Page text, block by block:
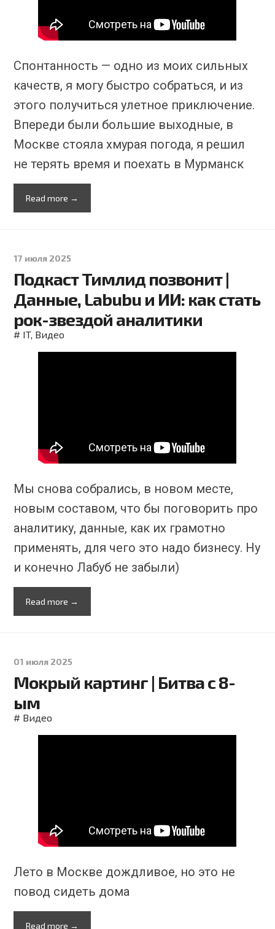
Спонтанность — одно из моих сильных
качеств, я могу быстро собраться, и из
этого получиться улетное приключение.
Впереди были большие выходные, в
Москве стояла хмурая погода, я решил
не терять время и поехать в Мурманск
Read more →
17 июля 2025
Подкаст Тимлид позвонит |
Данные, Labubu и ИИ: как стать
рок-звездой аналитики
# IT, Видео
Мы снова собрались, в новом месте,
новым составом, что бы поговорить про
аналитику, данные, как их грамотно
применять, для чего это надо бизнесу. Ну
и конечно Лабуб не забыли)
Read more →
01 июля 2025
Мокрый картинг | Битва с 8-
ым
# Видео
Лето в Москве дождливое, но это не
повод сидеть дома
Read more →